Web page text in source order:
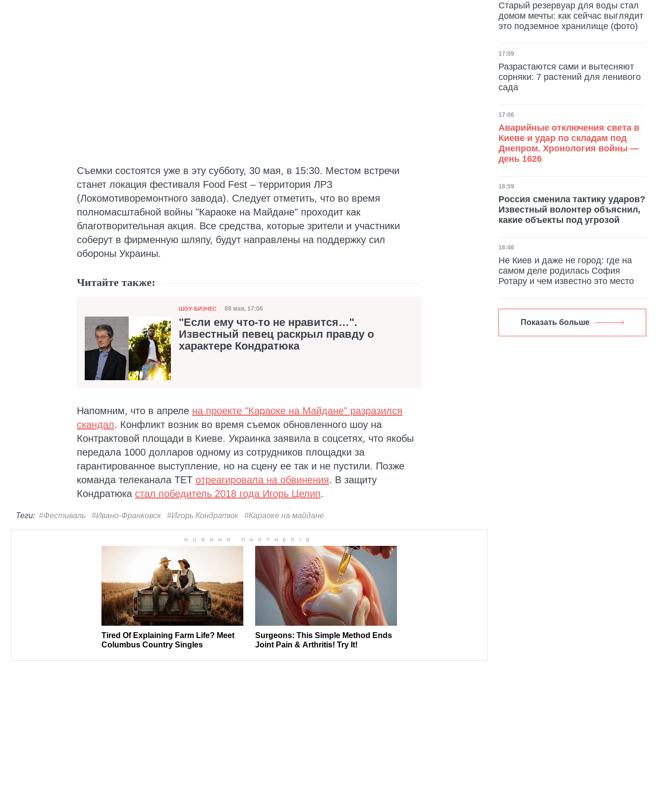
Съемки состоятся уже в эту субботу, 30 мая, в 15:30. Местом встречи
станет локация фестиваля Food Fest – территория ЛРЗ
(Локомотиворемонтного завода). Следует отметить, что во время
полномасштабной войны "Караоке на Майдане" проходит как
благотворительная акция. Все средства, которые зрители и участники
соберут в фирменную шляпу, будут направлены на поддержку сил
обороны Украины.
Читайте также:
Категория
ШОУ-БИЗНЕС Дата публикации
08 мая, 17:06
"Если ему что-то не нравится…".
Известный певец раскрыл правду о
характере Кондратюка
Напомним, что в апреле на проекте "Караоке на Майдане" разразился
скандал. Конфликт возник во время съемок обновленного шоу на
Контрактовой площади в Киеве. Украинка заявила в соцсетях, что якобы
передала 1000 долларов одному из сотрудников площадки за
гарантированное выступление, но на сцену ее так и не пустили. Позже
команда телеканала ТЕТ отреагировала на обвинения. В защиту
Кондратюка стал победитель 2018 года Игорь Целип.
Теги: #Фестиваль #Ивано-Франковск #Игорь Кондратюк #Караоке на майдане
Старый резервуар для воды стал
домом мечты: как сейчас выглядит
это подземное хранилище (фото)
Дата публикации
17:09
Разрастаются сами и вытесняют
сорняки: 7 растений для ленивого
сада
Дата публикации
17:06
Аварийные отключения света в
Киеве и удар по складам под
Днепром. Хронология войны —
день 1626
Дата публикации
16:59
Россия сменила тактику ударов?
Известный волонтер объяснил,
какие объекты под угрозой
Дата публикации
16:46
Не Киев и даже не город: где на
самом деле родилась София
Ротару и чем известно это место
Показать больше